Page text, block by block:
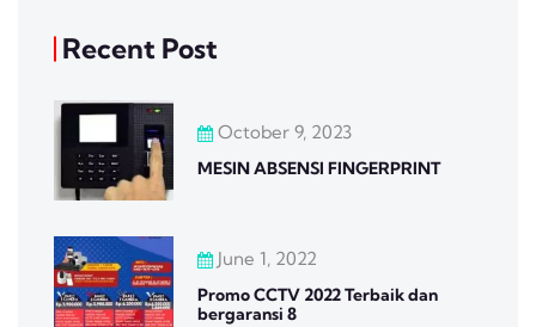
Recent Post
October 9, 2023
MESIN ABSENSI FINGERPRINT
June 1, 2022
Promo CCTV 2022 Terbaik dan
bergaransi 8